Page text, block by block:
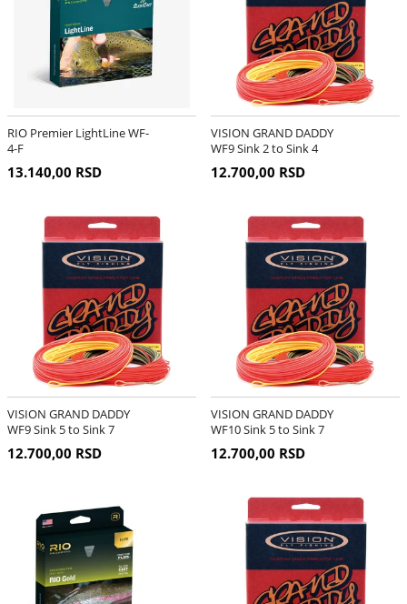
RIO Premier LightLine WF-
4-F
13.140,00 RSD
VISION GRAND DADDY
WF9 Sink 2 to Sink 4
12.700,00 RSD
VISION GRAND DADDY
WF9 Sink 5 to Sink 7
12.700,00 RSD
VISION GRAND DADDY
WF10 Sink 5 to Sink 7
12.700,00 RSD